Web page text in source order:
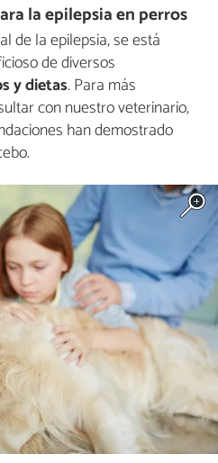
la epilepsia en perros
de la epilepsia, se está
de diversos
y dietas. Para más
con nuestro veterinario,
han demostrado